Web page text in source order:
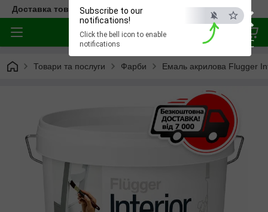
×
ESC
Subscribe to our
notifications!
Click the bell icon to enable
notifications
Доставка товара по всей Украине
Товари та послуги Фарби Емаль акрилова Flugger